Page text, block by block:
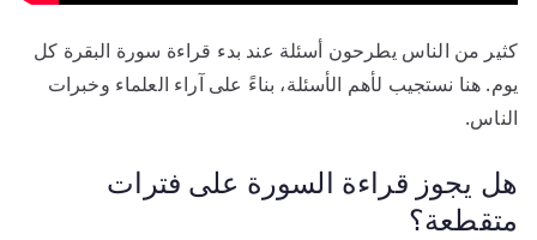
كثير من الناس يطرحون أسئلة عند بدء قراءة سورة البقرة كل
يوم. هنا نستجيب لأهم الأسئلة، بناءً على آراء العلماء وخبرات
الناس.
هل يجوز قراءة السورة على فترات
متقطعة؟